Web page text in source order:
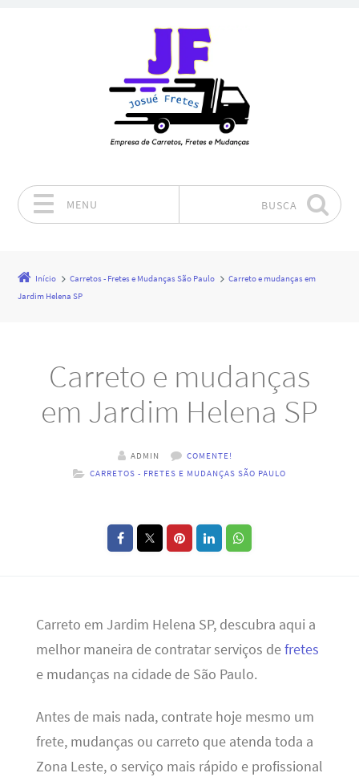
MENU BUSCA
Início Carretos - Fretes e Mudanças São Paulo
Carreto e mudanças em
Jardim Helena SP
Carreto e mudanças
em Jardim Helena SP
ADMIN
COMENTE!
CARRETOS - FRETES E MUDANÇAS SÃO PAULO
Carreto em Jardim Helena SP, descubra aqui a
melhor maneira de contratar serviços defretes
e mudanças na cidade de São Paulo.
Antes de mais nada, contrate hoje mesmo um
frete, mudanças ou carreto que atenda toda a
Zona Leste, o serviço mais rápido e profissional